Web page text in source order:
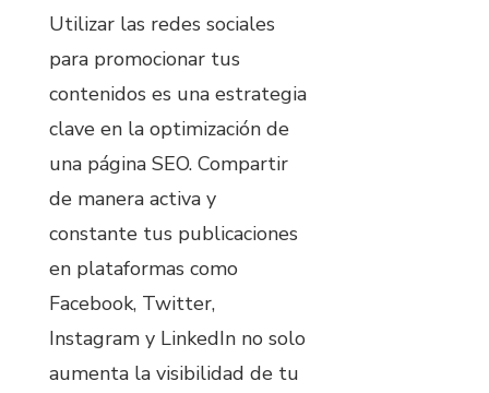
Utilizar las redes sociales
para promocionar tus
contenidos es una estrategia
clave en la optimización de
una página SEO. Compartir
de manera activa y
constante tus publicaciones
en plataformas como
Facebook, Twitter,
Instagram y LinkedIn no solo
aumenta la visibilidad de tu